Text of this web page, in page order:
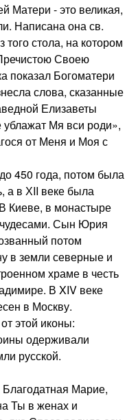
- это великая,
Написана она св.
того стола, на котором
Своею
показал Богоматери
слова, сказанные
Елизаветы
Мя вси роди»,
от Меня и Моя с
450 года, потом была
а в ХII веке была
Киеве, в монастыре
Сын Юрия
потом
в земли северные и
храме в честь
В XIV веке
в Москву.
этой иконы:
одерживали
русской.
Марие,
Ты в женах и